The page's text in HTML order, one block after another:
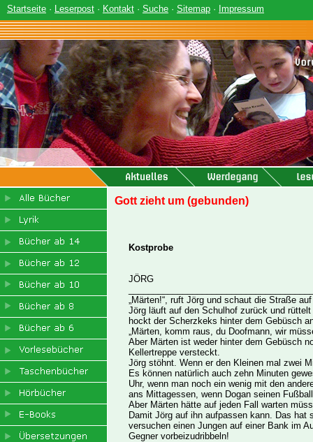
Startseite · Leserpost · Kontakt · Suche · Sitemap · Impressum
Gott zieht um (gebunden)
Kostprobe
JÖRG
„Märten!“, ruft Jörg und schaut die Straße
Jörg läuft auf den Schulhof zurück und
hockt der Scherzkeks hinter dem Gebüsch
„Märten, komm raus, du Doofmann, wir
Aber Märten ist weder hinter dem Gebüsch
Kellertreppe versteckt.
Jörg stöhnt. Wenn er den Kleinen mal zwei
Es können natürlich auch zehn Minuten
Uhr, wenn man noch ein wenig mit den
ans Mittagessen, wenn Dogan seinen
Aber Märten hätte auf jeden Fall warten
Damit Jörg auf ihn aufpassen kann. Das
versuchen einen Jungen auf einer Bank im
Gegner vorbeizudribbeln!